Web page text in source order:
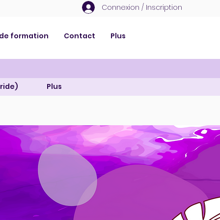
Connexion / Inscription
formation Contact Plus
Plus